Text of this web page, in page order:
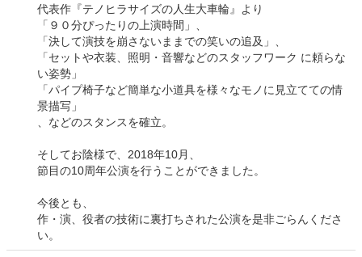
代表作『テノヒラサイズの人生大車輪』より
「９０分ぴったりの上演時間」、
「決して演技を崩さないままでの笑いの追及」、
「セットや衣装、照明・音響などのスタッフワーク に頼らな
い姿勢」
「パイプ椅子など簡単な小道具を様々なモノに見立てての情
景描写」
、などのスタンスを確立。
そしてお陰様で、2018年10月、
節目の10周年公演を行うことができました。
今後とも、
作・演、役者の技術に裏打ちされた公演を是非ごらんくださ
い。